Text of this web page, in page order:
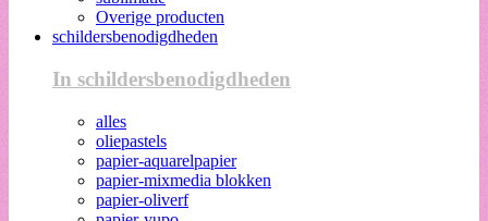
Overige producten
schildersbenodigdheden
In schildersbenodigdheden
alles
oliepastels
papier-aquarelpapier
papier-mixmedia blokken
papier-oliverf